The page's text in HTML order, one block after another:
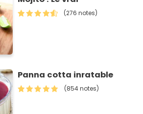
(276 notes)
Panna cotta inratable
(854 notes)